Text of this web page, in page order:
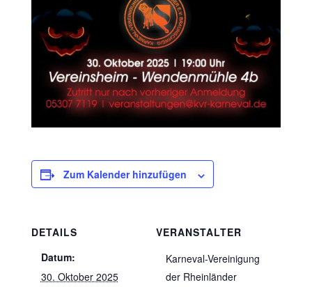
Zum Kalender hinzufügen
DETAILS
Datum:
30. Oktober 2025
VERANSTALTER
Karneval-Vereinigung
der Rheinländer